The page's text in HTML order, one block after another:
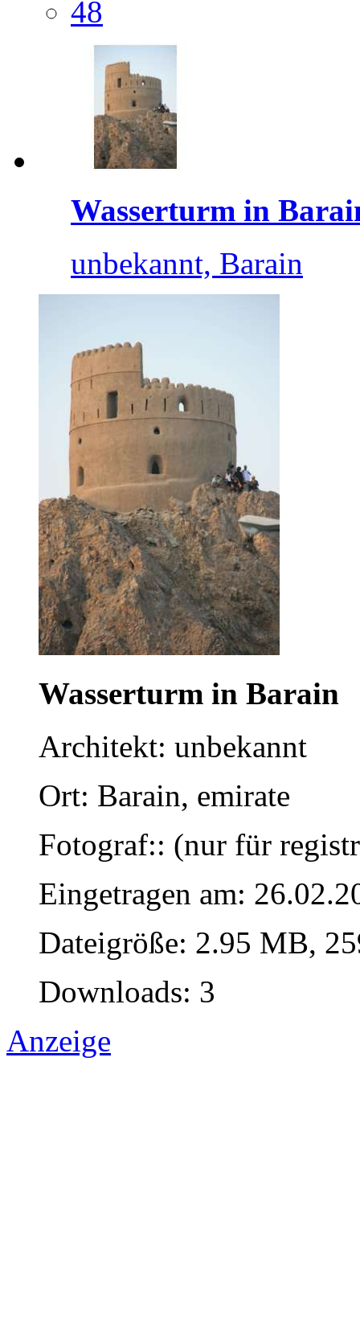
48
Wasserturm in
unbekannt, Barain
Wasserturm in Barain
Architekt: unbekannt
Ort: Barain, emirate
Fotograf:: (nur für
Eingetragen am:
Dateigröße: 2.95 MB,
Downloads: 3
Anzeige